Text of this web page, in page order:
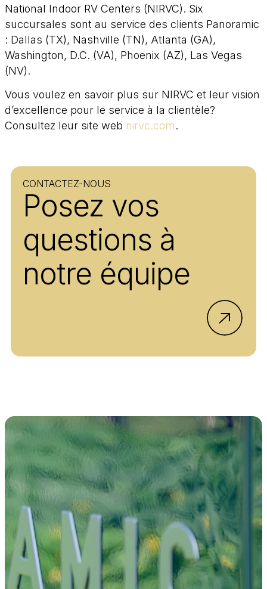
National Indoor RV Centers (NIRVC). Six
succursales sont au service des clients Panoramic
: Dallas (TX), Nashville (TN), Atlanta (GA),
Washington, D.C. (VA), Phoenix (AZ), Las Vegas
(NV).
Vous voulez en savoir plus sur NIRVC et leur vision
d’excellence pour le service à la clientèle?
Consultez leur site web nirvc.com.
CONTACTEZ-NOUS
Posez vos
questions à
notre équipe